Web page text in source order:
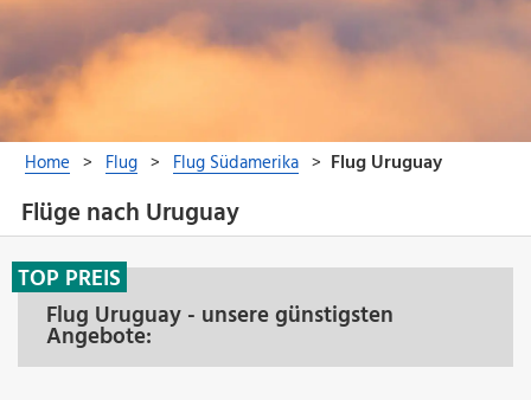
Flüge nach Uruguay
Flug Uruguay - unsere günstigsten
Angebote:
TOP PREIS